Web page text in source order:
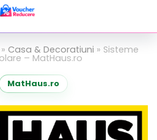
» Casa & Decoratiuni » Sisteme
– MatHaus.ro
MatHaus.ro